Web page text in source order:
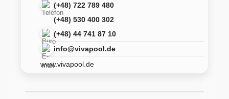
(+48) 722 789 480
(+48) 530 400 302
(+48) 44 741 87 10
info@vivapool.de
www.vivapool.de